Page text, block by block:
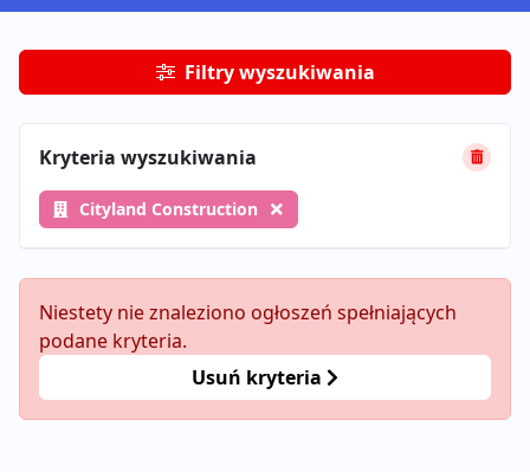
Filtry wyszukiwania
Kryteria wyszukiwania
Cityland Construction
Niestety nie znaleziono ogłoszeń spełniających
podane kryteria.
Usuń kryteria